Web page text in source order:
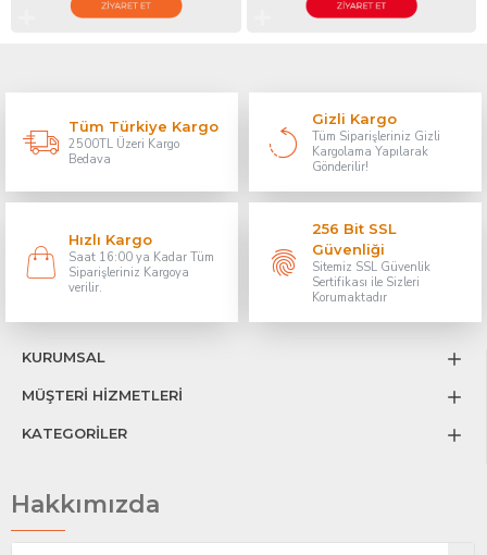
Tüm Türkiye Kargo
2500TL Üzeri Kargo
Bedava
Gizli Kargo
Tüm Siparişleriniz Gizli
Kargolama Yapılarak
Gönderilir!
Hızlı Kargo
Saat 16:00 ya Kadar Tüm
Siparişleriniz Kargoya
verilir.
256 Bit SSL
Güvenliği
Sitemiz SSL Güvenlik
Sertifikası ile Sizleri
Korumaktadır
KURUMSAL
MÜŞTERİ HİZMETLERİ
KATEGORİLER
Hakkımızda